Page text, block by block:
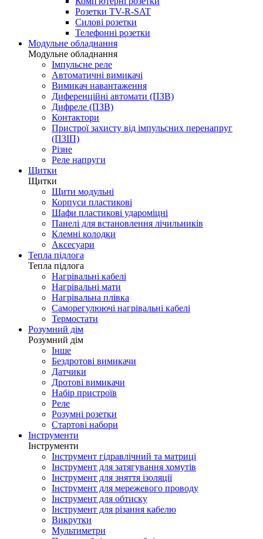
Розетки TV-R-SAT
Силові розетки
Телефонні розетки
Модульне обладнання
Модульне обладнання
Імпульсне реле
Автоматичні вимикачі
Вимикач навантаження
Диференційні автомати (ПЗВ)
Дифреле (ПЗВ)
Контактори
Пристрої захисту від імпульсних перенапруг
(ПЗІП)
Різне
Реле напруги
Щитки
Щитки
Щити модульні
Корпуси пластикові
Шафи пластикові удароміцні
Панелі для встановлення лічильників
Клемні колодки
Аксесуари
Тепла підлога
Тепла підлога
Нагрівальні кабелі
Нагрівальні мати
Нагрівальна плівка
Саморегулюючі нагрівальні кабелі
Термостати
Розумний дім
Розумний дім
Інше
Бездротові вимикачи
Датчики
Дротові вимикачи
Набір пристроїв
Реле
Розумні розетки
Стартові набори
Інструменти
Інструменти
Інструмент гідравлічний та матриці
Інструмент для затягування хомутів
Інструмент для зняття ізоляції
Інструмент для мережевого проводу
Інструмент для обтиску
Інструмент для різання кабелю
Викрутки
Мультиметри